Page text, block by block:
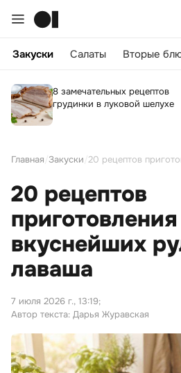
Закуски Салаты Вторые
8 замечательных рецептов
грудинки в луковой шелухе
Главная Закуски
20 рецептов
приготовления
вкуснейших
лаваша
7 июля 2026 г., 13:19;
Автор текста: Дарья Журавская